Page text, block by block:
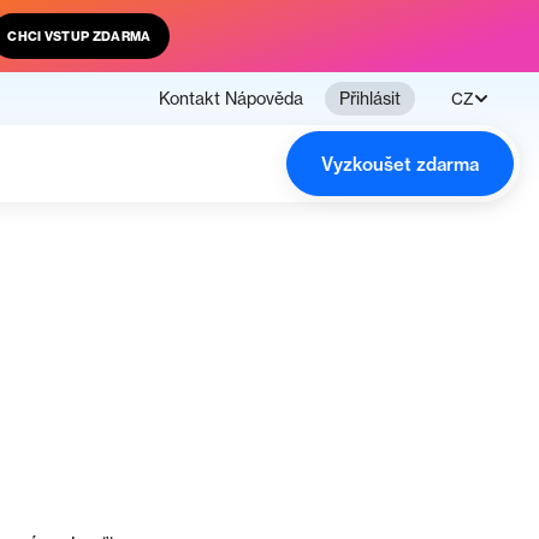
CHCI VSTUP ZDARMA
Kontakt Nápověda Přihlásit CZ
Vyzkoušet zdarma